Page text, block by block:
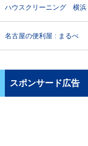
ハウスクリーニング 横浜
名古屋の便利屋 : まるべ
スポンサード広告